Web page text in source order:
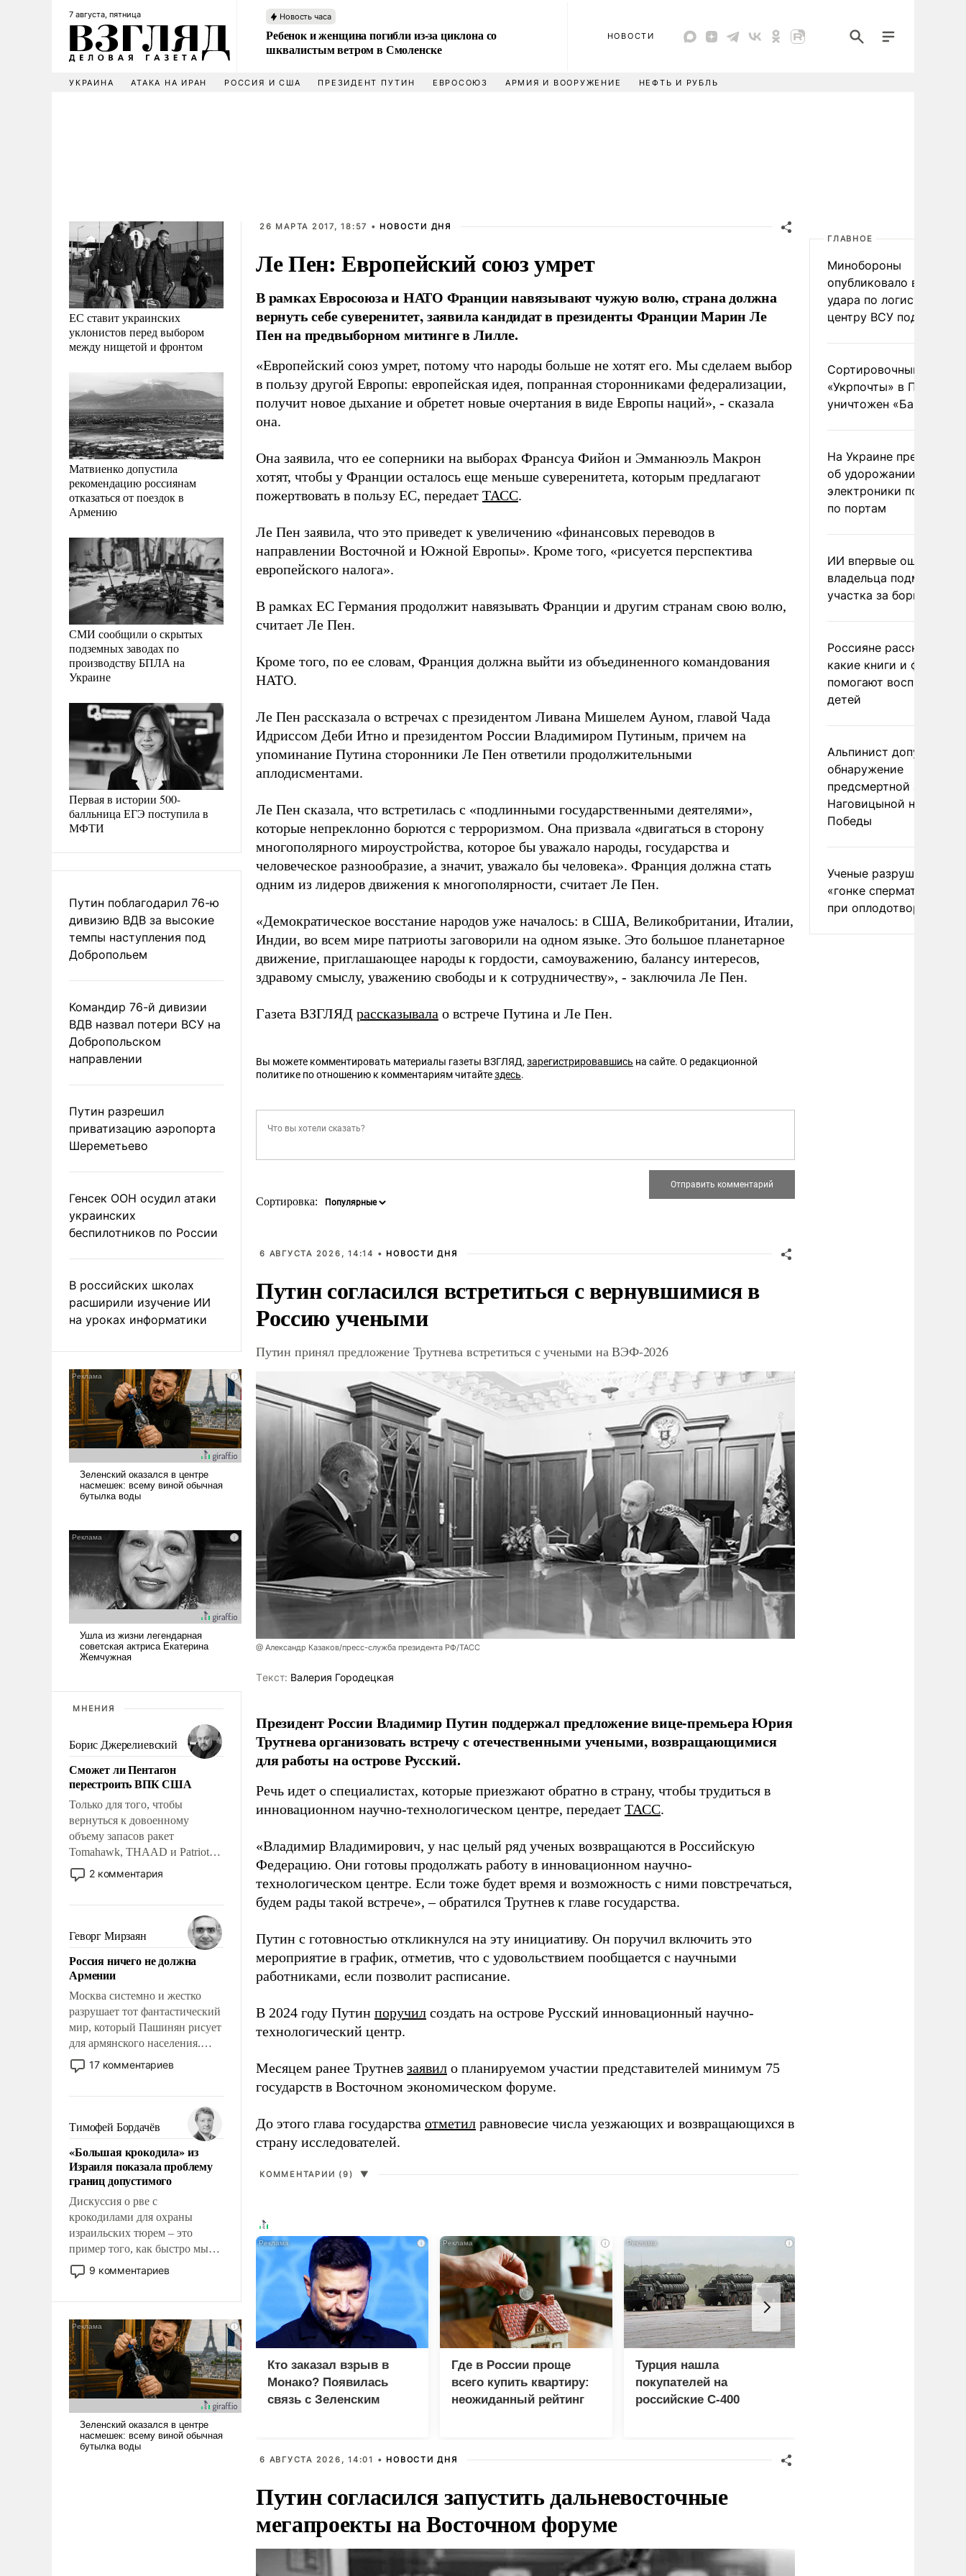
7 августа, пятница Новость часа
Ребенок и женщина погибли из-за циклона со
шквалистым ветром в Смоленске
НОВОСТИ
УКРАИНА АТАКА НА ИРАН РОССИЯ И США ПРЕЗИДЕНТ ПУТИН ЕВРОСОЮЗ АРМИЯ И ВООРУЖЕНИЕ НЕФТЬ И РУБЛЬ
ЕС ставит украинских
уклонистов перед выбором
между нищетой и фронтом
Матвиенко допустила
рекомендацию россиянам
отказаться от поездок в
Армению
СМИ сообщили о скрытых
подземных заводах по
производству БПЛА на
Украине
Первая в истории 500-
балльница ЕГЭ поступила в
МФТИ
Путин поблагодарил 76-ю
дивизию ВДВ за высокие
темпы наступления под
Добропольем
Командир 76-й дивизии
ВДВ назвал потери ВСУ на
Добропольском
направлении
Путин разрешил
приватизацию аэропорта
Шереметьево
Генсек ООН осудил атаки
украинских
беспилотников по России
В российских школах
расширили изучение ИИ
на уроках информатики
МНЕНИЯ
Борис Джерелиевский
Сможет ли Пентагон
перестроить ВПК США
Только для того, чтобы
вернуться к довоенному
объему запасов ракет
Tomahawk, THAAD и Patriot
США потребуется более трех
лет. Даже небольшая война с
Сложившаяся ситуация
означает многолетний период
уязвимости США, например,
перед Китаем.
2 комментария
Геворг Мирзаян
Россия ничего не должна
Армении
Москва системно и жестко
разрушает тот фантастический
мир, который Пашинян рисует
для армянского населения.
Мир, где политические
прожекты будут безусловно
налогоплательщиков и где
Еревану за свои поступки не
нужно отвечать.
17 комментариев
Тимофей Бордачёв
«Большая крокодила» из
Израиля показала проблему
границ допустимого
Дискуссия о рве с
крокодилами для охраны
израильских тюрем – это
пример того, как быстро мы
двигаемся по пути
революционных изменений.
псевдонаучной фантастики,
стало всерьез обсуждаемой
идеей.
9 комментариев
26 МАРТА 2017, 18:57 • НОВОСТИ ДНЯ
Ле Пен: Европейский союз умрет
В рамках Евросоюза и НАТО Франции навязывают чужую волю, страна должна
вернуть себе суверенитет, заявила кандидат в президенты Франции Марин Ле
Пен на предвыборном митинге в Лилле.
«Европейский союз умрет, потому что народы больше не хотят его. Мы сделаем выбор
в пользу другой Европы: европейская идея, попранная сторонниками федерализации,
получит новое дыхание и обретет новые очертания в виде Европы наций», - сказала
она.
Она заявила, что ее соперники на выборах Франсуа Фийон и Эмманюэль Макрон
хотят, чтобы у Франции осталось еще меньше суверенитета, которым предлагают
пожертвовать в пользу ЕС, передает ТАСС.
Ле Пен заявила, что это приведет к увеличению «финансовых переводов в
направлении Восточной и Южной Европы». Кроме того, «рисуется перспектива
европейского налога».
В рамках ЕС Германия продолжит навязывать Франции и другим странам свою волю,
считает Ле Пен.
Кроме того, по ее словам, Франция должна выйти из объединенного командования
НАТО.
Ле Пен рассказала о встречах с президентом Ливана Мишелем Ауном, главой Чада
Идриссом Деби Итно и президентом России Владимиром Путиным, причем на
упоминание Путина сторонники Ле Пен ответили продолжительными
аплодисментами.
Ле Пен сказала, что встретилась с «подлинными государственными деятелями»,
которые непреклонно борются с терроризмом. Она призвала «двигаться в сторону
многополярного мироустройства, которое бы уважало народы, государства и
человеческое разнообразие, а значит, уважало бы человека». Франция должна стать
одним из лидеров движения к многополярности, считает Ле Пен.
«Демократическое восстание народов уже началось: в США, Великобритании, Италии,
Индии, во всем мире патриоты заговорили на одном языке. Это большое планетарное
движение, приглашающее народы к гордости, самоуважению, балансу интересов,
здравому смыслу, уважению свободы и к сотрудничеству», - заключила Ле Пен.
Газета ВЗГЛЯД рассказывала о встрече Путина и Ле Пен.
Вы можете комментировать материалы газеты ВЗГЛЯД, зарегистрировавшись на сайте. О редакционной
политике по отношению к комментариям читайтездесь.
Сортировка:
6 АВГУСТА 2026, 14:14 • НОВОСТИ ДНЯ
Путин согласился встретиться с вернувшимися в
Россию учеными
Путин принял предложение Трутнева встретиться с учеными на ВЭФ-2026
@ Александр Казаков/пресс-служба президента РФ/ТАСС
Tекст: Валерия Городецкая
Президент России Владимир Путин поддержал предложение вице-премьера Юрия
Трутнева организовать встречу с отечественными учеными, возвращающимися
для работы на острове Русский.
Речь идет о специалистах, которые приезжают обратно в страну, чтобы трудиться в
инновационном научно-технологическом центре, передает ТАСС.
«Владимир Владимирович, у нас целый ряд ученых возвращаются в Российскую
Федерацию. Они готовы продолжать работу в инновационном научно-
технологическом центре. Если тоже будет время и возможность с ними повстречаться,
будем рады такой встрече», – обратился Трутнев к главе государства.
Путин с готовностью откликнулся на эту инициативу. Он поручил включить это
мероприятие в график, отметив, что с удовольствием пообщается с научными
работниками, если позволит расписание.
В 2024 году Путин поручил создать на острове Русский инновационный научно-
технологический центр.
Месяцем ранее Трутнев заявил о планируемом участии представителей минимум 75
государств в Восточном экономическом форуме.
До этого глава государства отметил равновесие числа уезжающих и возвращающихся в
страну исследователей.
КОММЕНТАРИИ (9) ▼
i
Кто заказал взрыв в
Монако? Появилась
связь с Зеленским
i
Где в России проще
всего купить квартиру:
неожиданный рейтинг
i
Турция нашла
покупателей на
российские C-400
6 АВГУСТА 2026, 14:01 • НОВОСТИ ДНЯ
Путин согласился запустить дальневосточные
мегапроекты на Восточном форуме
ГЛАВНОЕ
Минобороны
опубликовало видео
удара по
центру ВСУ под Киевом
Сортировочный пункт
«Укрпочты» в
уничтожен
На Украине
об удорожании
электроники после
по портам
ИИ впервые
владельца
участка за борщевик
Россияне рассказали,
какие книги и фильмы
помогают воспитывать
детей
Альпинист допустил
обнаружение
предсмертной записки
Наговицыной на пике
Победы
Ученые разрушили миф
«гонке
при оплодотворении